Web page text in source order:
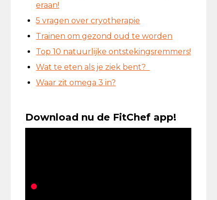
eraan!
5 vragen over cryotherapie
Trainen om gezond oud te worden
Top 10 natuurlijke ontstekingsremmers!
Wat te eten als je ziek bent?
Waar zit omega 3 in?
Download nu de FitChef app!